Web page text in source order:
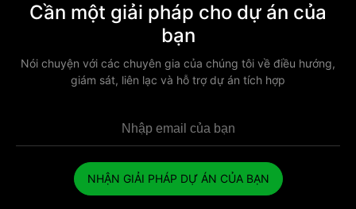
Cần một giải pháp cho dự án của
bạn
Nói chuyện với các chuyên gia của chúng tôi về điều hướng,
giám sát, liên lạc và hỗ trợ dự án tích hợp
NHẬN GIẢI PHÁP DỰ ÁN CỦA BẠN